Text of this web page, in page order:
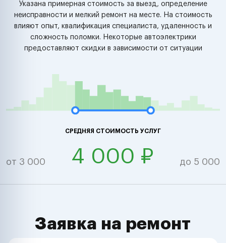
Указана примерная стоимость за выезд, определение
неисправности и мелкий ремонт на месте. На стоимость
влияют опыт, квалификация специалиста, удаленность и
сложность поломки. Некоторые автоэлектрики
предоставляют скидки в зависимости от ситуации
СРЕДНЯЯ СТОИМОСТЬ УСЛУГ
от 3 000 4 000 ₽ до 5 000
Заявка на ремонт